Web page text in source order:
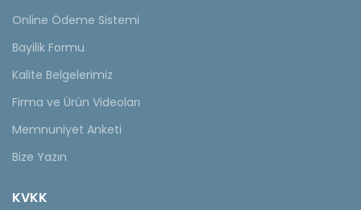
Online Ödeme Sistemi
Bayilik Formu
Kalite Belgelerimiz
Firma ve Ürün Videoları
Memnuniyet Anketi
Bize Yazın
KVKK